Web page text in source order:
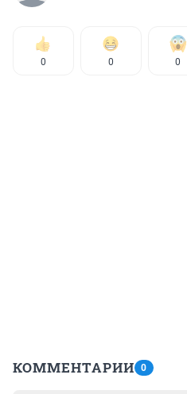
0 0 0
КОММЕНТАРИИ 0